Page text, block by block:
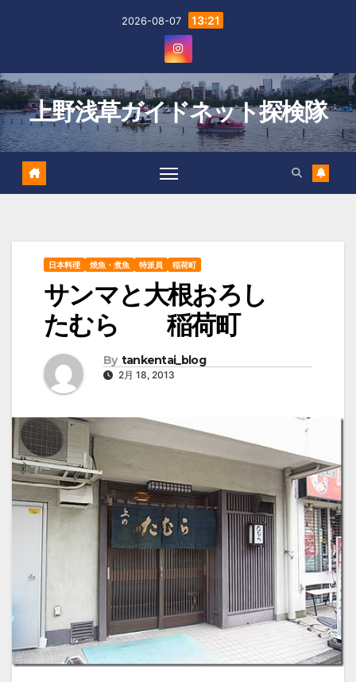
2026-08-07 13:21
上野浅草ガイドネット探検隊
日本料理 焼魚・煮魚 特派員 稲荷町
サンマと大根おろし
たむら 稲荷町
By tankentai_blog
2月 18, 2013